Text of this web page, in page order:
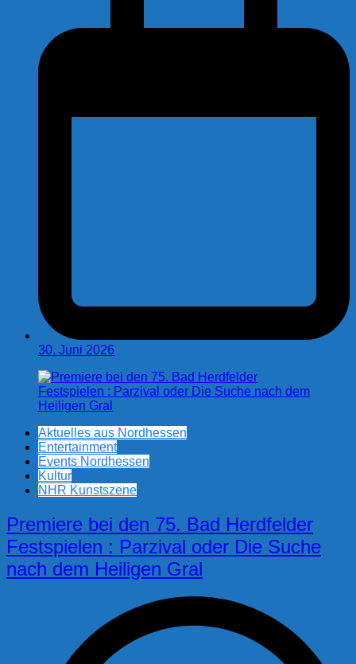
30. Juni 2026
Aktuelles aus Nordhessen
Entertainment
Events Nordhessen
Kultur
NHR Kunstszene
Premiere bei den 75. Bad Herdfelder
Festspielen : Parzival oder Die Suche
nach dem Heiligen Gral